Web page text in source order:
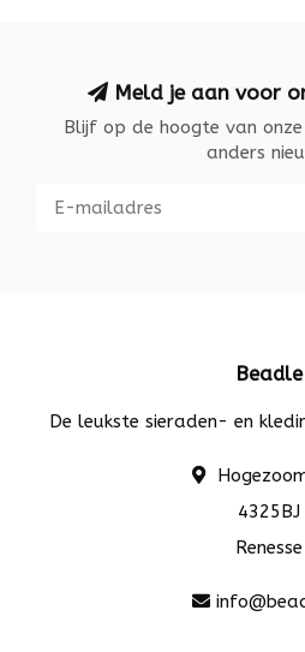
Meld je aan voor
Blijf op de hoogte van
anders
Beadle
De leukste sieraden- en
4325BJ
Renesse